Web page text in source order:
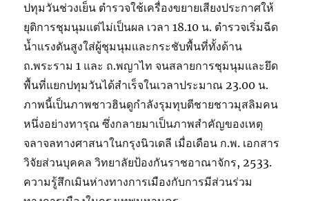
ปทุมวันช่วงเย็น ตำรวจใช้เครื่องขยายเสียงประกาศให้
ยุติการชุมนุมแต่ไม่เป็นผล เวลา 18.10 น. ตำรวจเริ่มฉีด
น้ำแรงดันสูงใส่ผู้ชุมนุมและกระชับพื้นที่ทั้งด้าน
ถ.พระราม 1 และ ถ.พญาไท จนสลายการชุมนุมและยึด
พื้นที่แยกปทุมวันได้สำเร็จในเวลาประมาณ 23.00 น.
ภาพนี้เป็นภาพชาวฮินดูกำลังรุมทุบตีชายชาวมุสลิมคน
หนึ่งอย่างทารุณ ซึ่งกลายมาเป็นภาพสำคัญของเหตุ
จลาจลทางศาสนาในกรุงนิวเดลี เมื่อเดือน ก.พ. เอกสาร
วิจัยส่วนบุคคล วิทยาลัยป้องกันราชอาณาจักร, 2533.
ความรู้สึกเมินห่างทางการเมืองกับการมีส่วนร่วม